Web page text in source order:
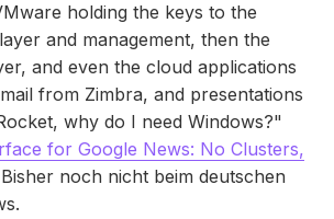
holding the keys to the
and management, then the
and even the cloud applications
from Zimbra, and presentations
why do I need Windows?"
for Google News: No Clusters,
Bisher noch nicht beim deutschen